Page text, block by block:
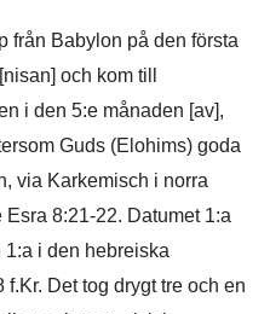
från Babylon på den första
och kom till
i den 5:e månaden [av],
Guds (Elohims) goda
via Karkemisch i norra
8:21-22. Datumet 1:a
i den hebreiska
Det tog drygt tre och en